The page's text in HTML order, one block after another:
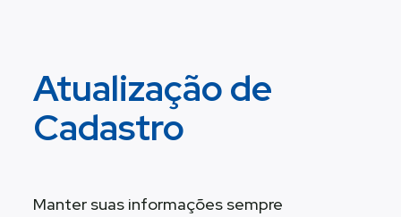
Atualização de
Cadastro
Manter suas informações sempre